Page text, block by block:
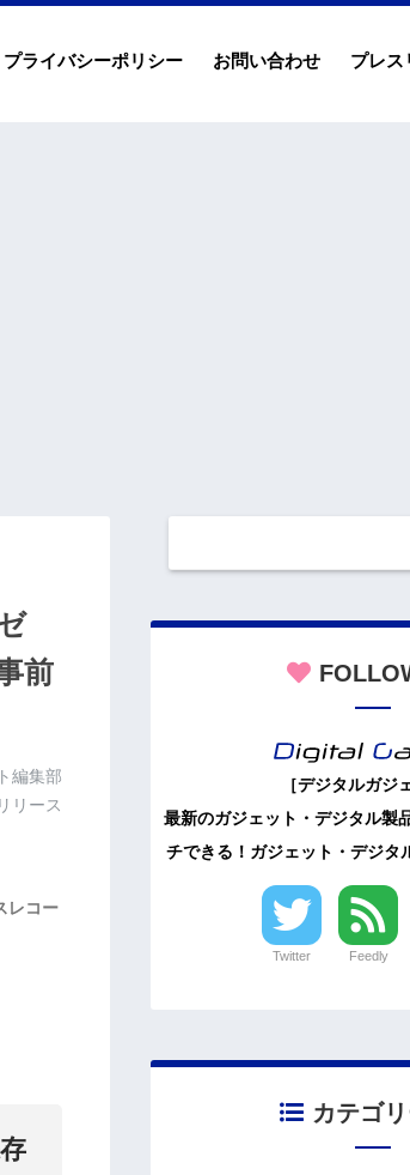
プライバシーポリシー お問い合わせ プレス
前
編集部
リース
レコー
［デジタルガジ
最新のガジェット・デジタル製
チできる！ガジェット・デジタ
Twitter Feedly
カテゴ